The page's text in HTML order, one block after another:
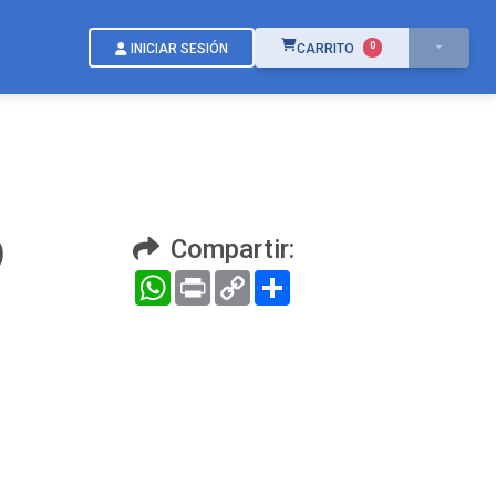
INICIAR SESIÓN CARRITO 0ÍTEMS EN EL CARRITO
Compartir:
WhatsApp
Print Copy
Link